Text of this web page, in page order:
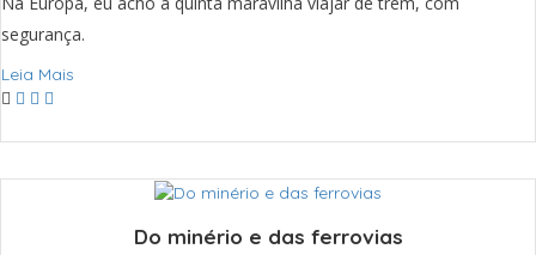
segurança.
Leia Mais
Do minério e das ferrovias